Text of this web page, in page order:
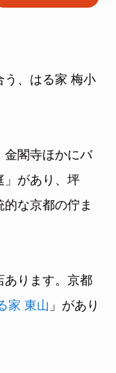
う、はる家 梅小
金閣寺ほかにバ
」があり、坪
な京都の佇ま
あります。京都
家 東山 」があり